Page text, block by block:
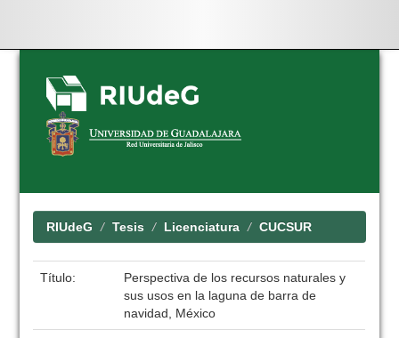
Skip
navigation
RIUdeG Tesis Licenciatura CUCSUR
Título:
Perspectiva de los recursos naturales y
sus usos en la laguna de barra de
navidad, México